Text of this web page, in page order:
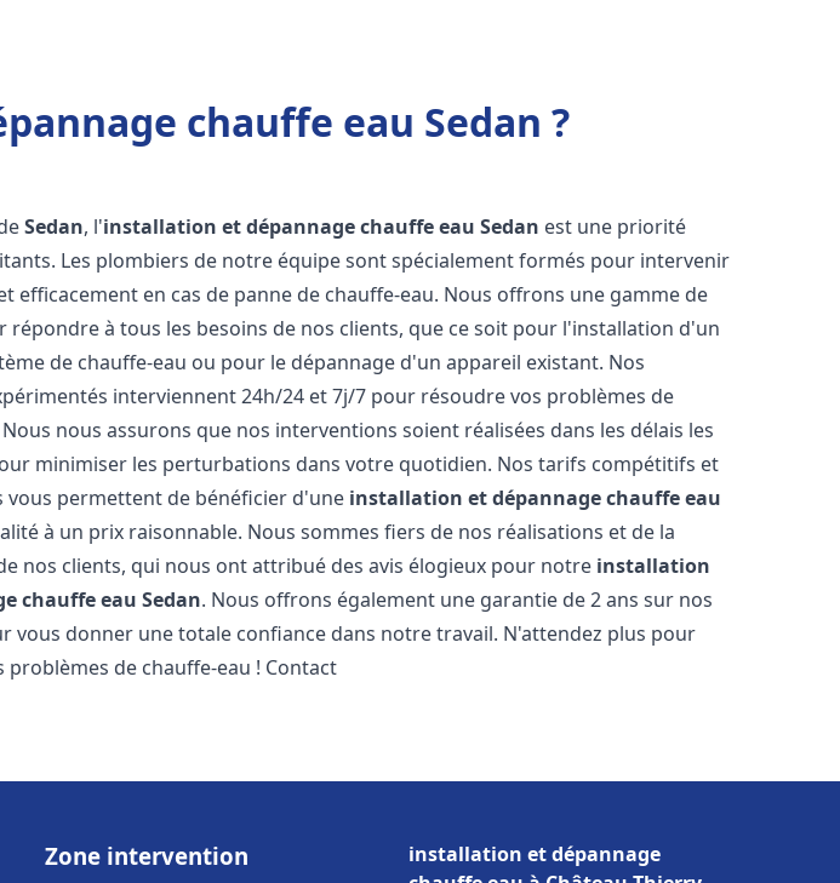
chauffe eau Sedan ?
Sedan, l'installation et dépannage chauffe eau Sedan est une priorité
Les plombiers de notre équipe sont spécialement formés pour intervenir
efficacement en cas de panne de chauffe-eau. Nous offrons une gamme de
répondre à tous les besoins de nos clients, que ce soit pour l'installation d'un
de chauffe-eau ou pour le dépannage d'un appareil existant. Nos
interviennent 24h/24 et 7j/7 pour résoudre vos problèmes de
nous assurons que nos interventions soient réalisées dans les délais les
minimiser les perturbations dans votre quotidien. Nos tarifs compétitifs et
vous permettent de bénéficier d'une installation et dépannage chauffe eau
à un prix raisonnable. Nous sommes fiers de nos réalisations et de la
nos clients, qui nous ont attribué des avis élogieux pour notre installation
chauffe eau Sedan. Nous offrons également une garantie de 2 ans sur nos
vous donner une totale confiance dans notre travail. N'attendez plus pour
problèmes de chauffe-eau ! Contact
Zone intervention
installation et dépannage